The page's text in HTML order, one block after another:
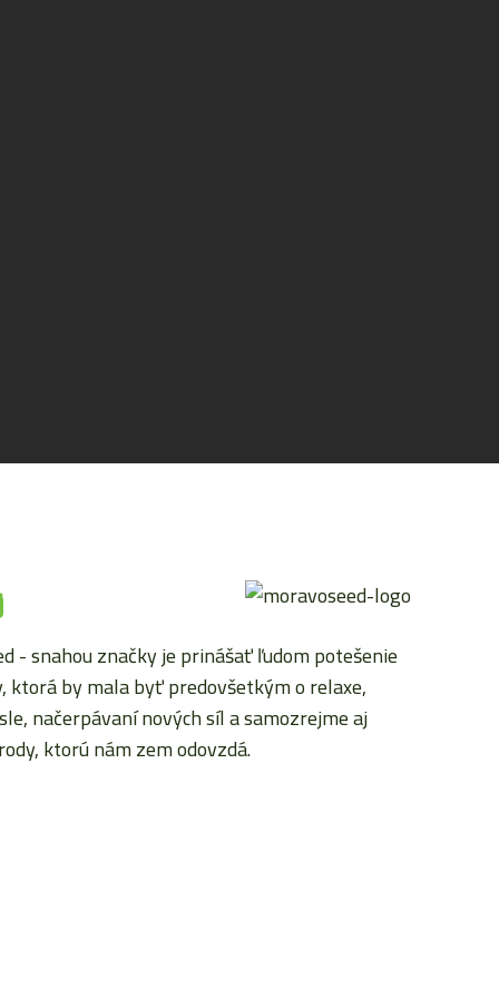
- snahou značky je prinášať ľudom potešenie
ktorá by mala byť predovšetkým o relaxe,
načerpávaní nových síl a samozrejme aj
ktorú nám zem odovzdá.